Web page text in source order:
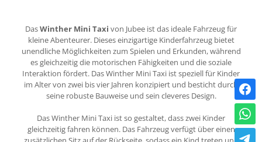
DasWinther Mini Taxi von Jubee ist das ideale Fahrzeug für
kleine Abenteurer. Dieses einzigartige Kinderfahrzeug bietet
unendliche Möglichkeiten zum Spielen und Erkunden, während
es gleichzeitig die motorischen Fähigkeiten und die soziale
Interaktion fördert. Das Winther Mini Taxi ist speziell für Kinder
im Alter von zwei bis vier Jahren konzipiert und besticht durch
seine robuste Bauweise und sein cleveres Design.
Das Winther Mini Taxi ist so gestaltet, dass zwei Kinder
gleichzeitig fahren können. Das Fahrzeug verfügt über einen